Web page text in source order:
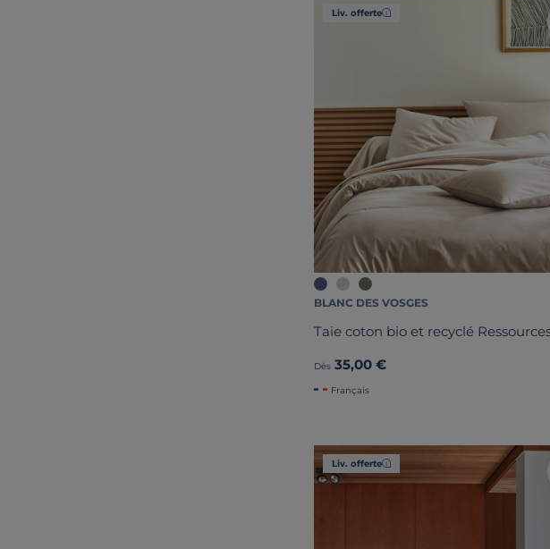
Liv. offerte
BLANC DES VOSGES
Taie coton bio et recyclé
Dès 35,00 €
Français
Liv. offerte